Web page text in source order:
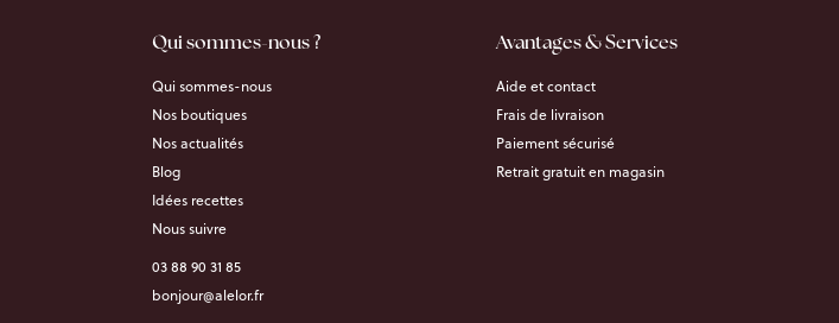
Qui sommes-nous ?
Qui sommes-nous
Nos boutiques
Nos actualités
Blog
Idées recettes
Nous suivre
03 88 90 31 85
bonjour@alelor.fr
Avantages & Services
Aide et contact
Frais de livraison
Paiement sécurisé
Retrait gratuit en magasin